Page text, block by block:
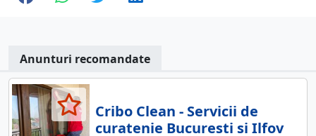
Anunturi recomandate
Cribo Clean - Servicii de
curatenie Bucuresti si Ilfov